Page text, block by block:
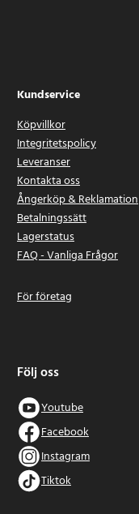
Kundservice
Köpvillkor
Integritetspolicy
Leveranser
Kontakta oss
Ångerköp & Reklamation
Betalningssätt
Lagerstatus
FAQ - Vanliga Frågor
För företag
Följ oss
Youtube
Facebook
Instagram
Tiktok